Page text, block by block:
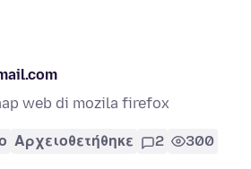
web di mozila firefox
Αρχειοθετήθηκε 2 300